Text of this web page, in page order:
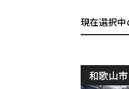
現在選択
和歌山